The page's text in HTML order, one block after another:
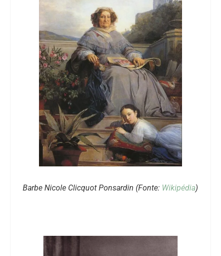
Barbe Nicole Clicquot Ponsardin (Fonte: Wikipédia)